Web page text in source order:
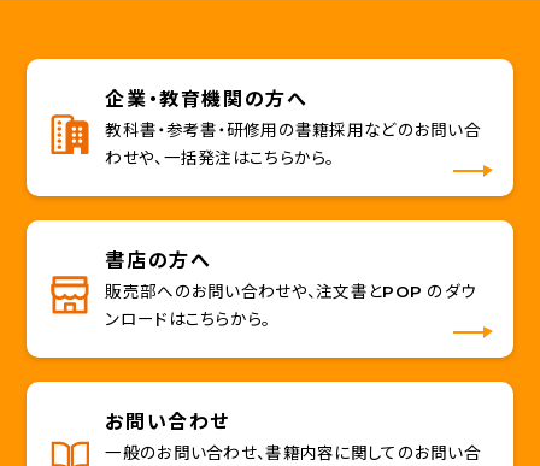
企業・教育機関の方へ
教科書・参考書・研修用の書籍採用などのお問い合
わせや、一括発注はこちらから。
書店の方へ
販売部へのお問い合わせや、注文書とPOP のダウ
ンロードはこちらから。
お問い合わせ
一般のお問い合わせ、書籍内容に関してのお問い合